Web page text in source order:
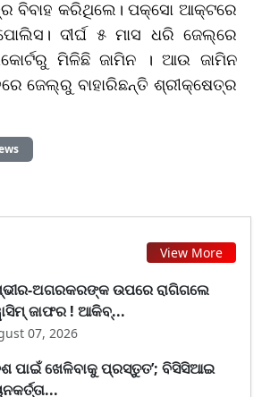
ବିବାହ କରିଥିଲେ। ପକ୍ସୋ ଆକ୍ଟରେ
ଦୀର୍ଘ ୫ ମାସ ଧରି ଜେଲ୍ରେ
ମିଳିଛି ଜାମିନ । ଆଉ ଜାମିନ
ଜେଲ୍ରୁ ବାହାରିଛନ୍ତି ଶ୍ରୀକ୍ଷେତ୍ର
View More
ଅଗରକରଙ୍କ ଉପରେ ରାଗିଗଲେ
ଜାଫର ! ଆକିବ୍...
07, 2026
ପାଇଁ ଖେଳିବାକୁ ପ୍ରସ୍ତୁତ’; ବିସିସିଆଇ